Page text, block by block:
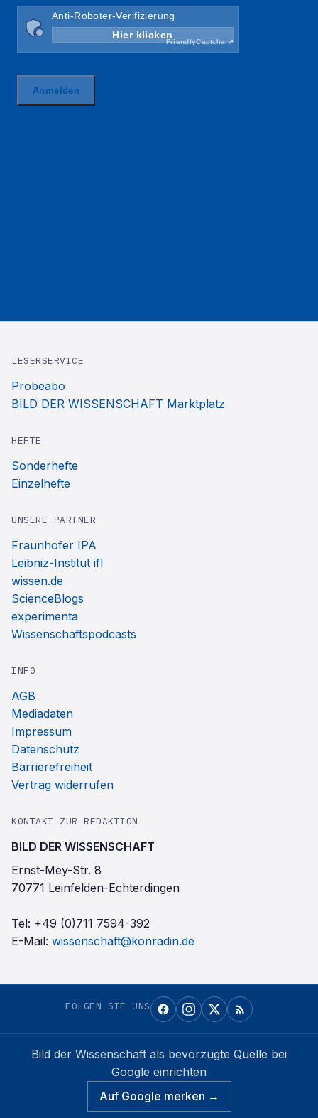
LESERSERVICE
Probeabo
BILD DER WISSENSCHAFT Marktplatz
HEFTE
Sonderhefte
Einzelhefte
UNSERE PARTNER
Fraunhofer IPA
Leibniz-Institut ifl
wissen.de
ScienceBlogs
experimenta
Wissenschaftspodcasts
INFO
AGB
Mediadaten
Impressum
Datenschutz
Barrierefreiheit
Vertrag widerrufen
KONTAKT ZUR REDAKTION
BILD DER WISSENSCHAFT
Ernst-Mey-Str. 8
70771 Leinfelden-Echterdingen
Tel: +49 (0)711 7594-392
E-Mail: wissenschaft@konradin.de
FOLGEN SIE UNS
Bild der Wissenschaft als bevorzugte Quelle bei
Google einrichten
Auf Google merken →